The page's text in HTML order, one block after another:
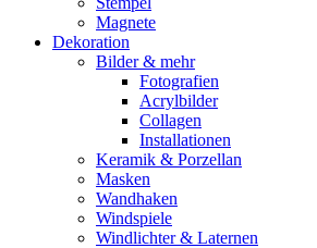
Magnete
Dekoration
Bilder & mehr
Fotografien
Acrylbilder
Collagen
Installationen
Keramik & Porzellan
Masken
Wandhaken
Windspiele
Windlichter & Laternen